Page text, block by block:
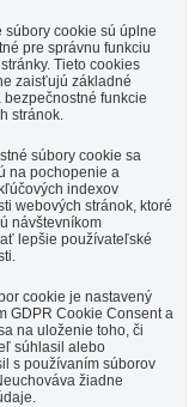
súbory cookie sú úplne
pre správnu funkciu
Tieto cookies
zaisťujú základné
bezpečnostné funkcie
stránok.
súbory cookie sa
na pochopenie a
indexov
webových stránok, ktoré
návštevníkom
lepšie používateľské
cookie je nastavený
GDPR Cookie Consent a
na uloženie toho, či
súhlasil alebo
s používaním súborov
žiadne